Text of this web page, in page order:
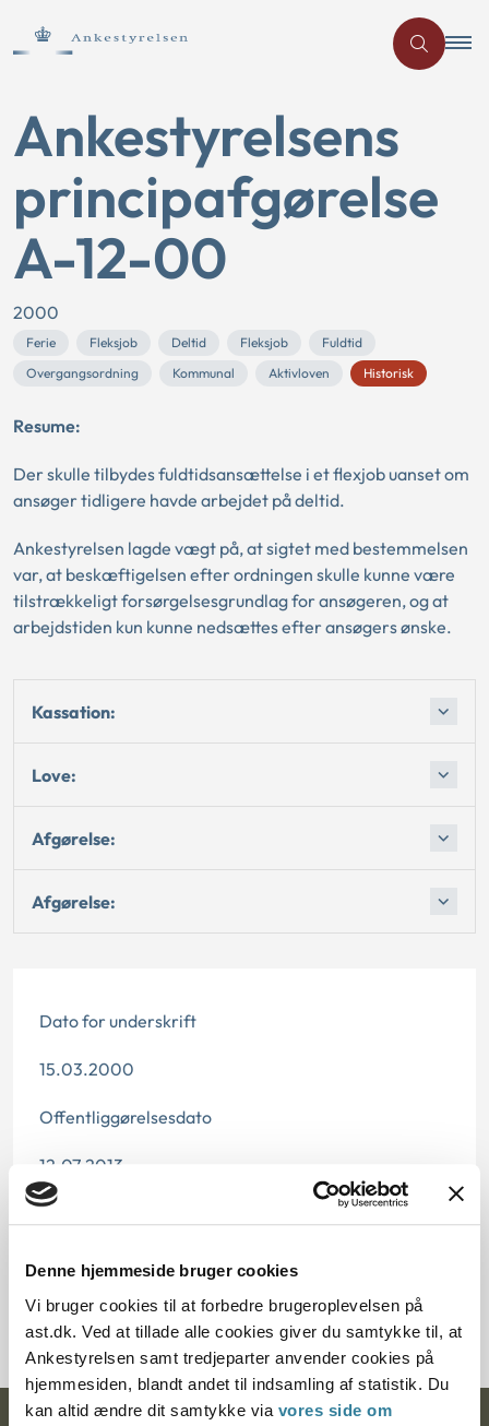
Denne hjemmeside bruger cookies
Vi bruger cookies til at forbedre brugeroplevelsen på
ast.dk. Ved at tillade alle cookies giver du samtykke til, at
Ankestyrelsen samt tredjeparter anvender cookies på
hjemmesiden, blandt andet til indsamling af statistik. Du
kan altid ændre dit samtykke via vores side om
Ankestyrelsens
principafgørelse
A-12-00
2000
Ferie Fleksjob Deltid Fleksjob
Fuldtid
Overgangsordning
Kommunal Aktivloven Historisk
Resume:
Der skulle tilbydes fuldtidsansættelse i et flexjob uanset om
ansøger tidligere havde arbejdet på deltid.
Ankestyrelsen lagde vægt på, at sigtet med bestemmelsen
var, at beskæftigelsen efter ordningen skulle kunne være
tilstrækkeligt forsørgelsesgrundlag for ansøgeren, og at
arbejdstiden kun kunne nedsættes efter ansøgers ønske.
Kassation:
Love:
Afgørelse:
Afgørelse:
Dato for underskrift
15.03.2000
Offentliggørelsesdato
12.07.2013
Paragraf
§ 93 § 49c § 92 § 94 § 72 § 95 § 91 § 73 § 3
Journalnummer J.nr.: 200495-99 200577-99